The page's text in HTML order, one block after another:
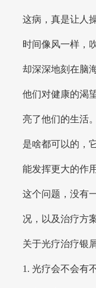
这病，真是让人
时间像风一样，
却深深地刻在脑
他们对健康的渴
亮了他们的生活
是啥都可以的，
能发挥更大的作
这个问题，没有
况，以及治疗方
关于光疗治疗银
1. 光疗会不会有